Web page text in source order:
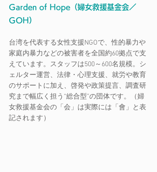
Garden of Hope（婦女救援基金会／
GOH）
台湾を代表する女性支援NGOで、性的暴力や
家庭内暴力などの被害者を全国約60拠点で支
えています。スタッフは500～600名規模。シ
ェルター運営、法律・心理支援、就労や教育
のサポートに加え、啓発や政策提言、調査研
究まで幅広く担う“総合型”の団体です。（婦
女救援基金会の「会」は実際には「會」と表
記されます）